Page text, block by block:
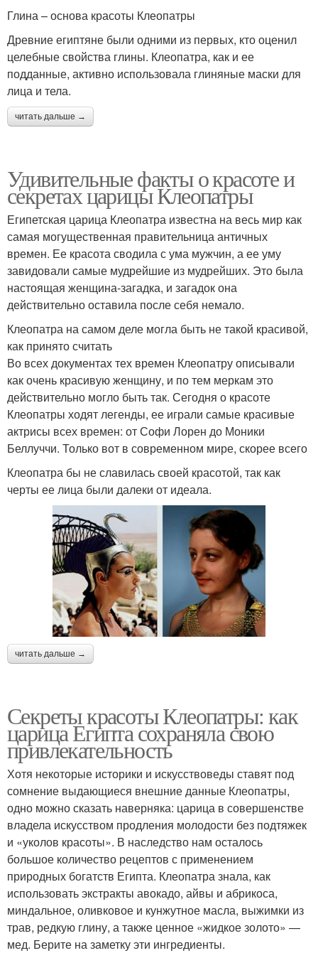
Глина – основа красоты Клеопатры
Древние египтяне были одними из первых, кто оценил
целебные свойства глины. Клеопатра, как и ее
подданные, активно использовала глиняные маски для
лица и тела.
читать дальше →
Удивительные факты о красоте и
секретах царицы Клеопатры
Египетская царица Клеопатра известна на весь мир как
самая могущественная правительница античных
времен. Ее красота сводила с ума мужчин, а ее уму
завидовали самые мудрейшие из мудрейших. Это была
настоящая женщина-загадка, и загадок она
действительно оставила после себя немало.
Клеопатра на самом деле могла быть не такой красивой,
как принято считать
Во всех документах тех времен Клеопатру описывали
как очень красивую женщину, и по тем меркам это
действительно могло быть так. Сегодня о красоте
Клеопатры ходят легенды, ее играли самые красивые
актрисы всех времен: от Софи Лорен до Моники
Беллуччи. Только вот в современном мире, скорее всего
Клеопатра бы не славилась своей красотой, так как
черты ее лица были далеки от идеала.
читать дальше →
Секреты красоты Клеопатры: как
царица Египта сохраняла свою
привлекательность
Хотя некоторые историки и искусствоведы ставят под
сомнение выдающиеся внешние данные Клеопатры,
одно можно сказать наверняка: царица в совершенстве
владела искусством продления молодости без подтяжек
и «уколов красоты». В наследство нам осталось
большое количество рецептов с применением
природных богатств Египта. Клеопатра знала, как
использовать экстракты авокадо, айвы и абрикоса,
миндальное, оливковое и кунжутное масла, выжимки из
трав, редкую глину, а также ценное «жидкое золото» —
мед. Берите на заметку эти ингредиенты.